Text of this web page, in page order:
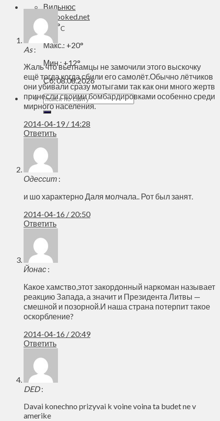
Вильнюс
+ 19°C
Макс.: +20°
Мин.: +12°
Сб, 08.08.2026
As :
Жаль что вьетнамцы не замочили этого выскочку
ещё тогда когда сбили его самолёт.Обычно лётчиков
они убивали сразу мотыгами так как они много жертв
принесли своими бомбардировками особенно среди
мирного населения.
2014-04-19 / 14:28
Ответить
Одессит :
и шо характерно Даля молчала.. Рот был занят.
2014-04-16 / 20:50
Ответить
Йонас :
Какое хамство,этот закордонный наркоман называет
реакцию Запада, а значит и Президента Литвы —
смешной и позорной.И наша страна потерпит такое
оскорбление?
2014-04-16 / 20:49
Ответить
DED :
Davai konechno prizyvai k voine voina ta budet ne v
amerike